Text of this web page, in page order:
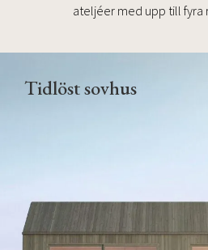
ateljéer med upp till fyra
Tidlöst sovhus